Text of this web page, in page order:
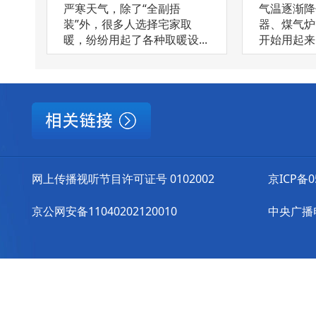
严寒天气，除了“全副捂
装”外，很多人选择宅家取
暖，纷纷用起了各种取暖设...
气温逐渐
器、煤气
开始用起
网上传播视听节目许可证号 0102002
京公网安备11040202120010
京ICP备
中央广